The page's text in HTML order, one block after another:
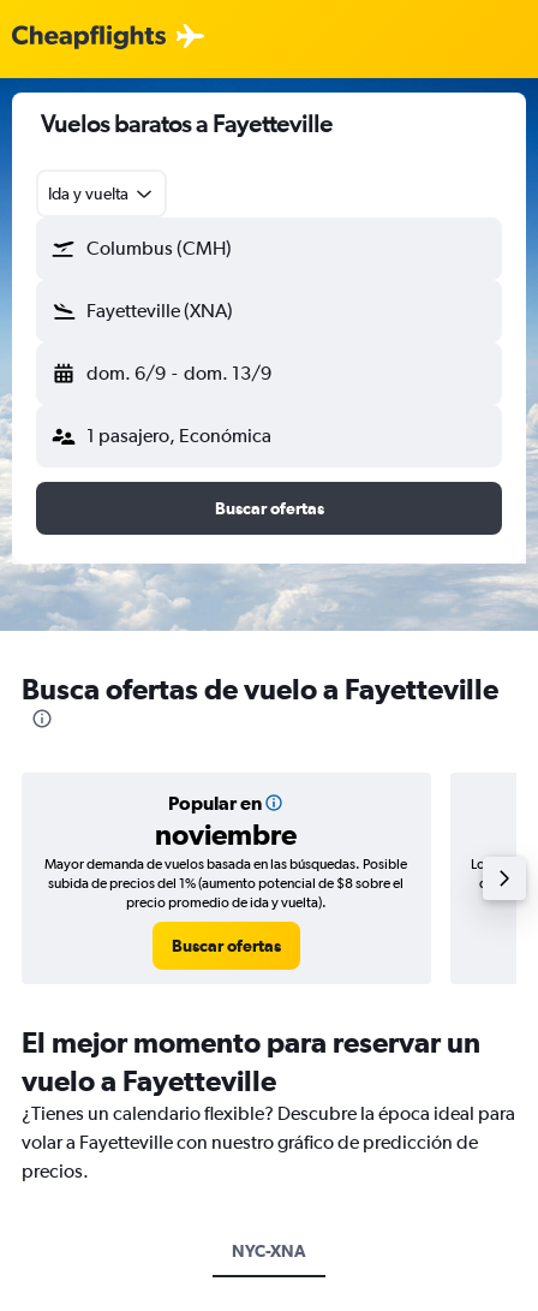
Vuelos baratos a Fayetteville
Ida y vuelta
Columbus (CMH)
Fayetteville (XNA)
dom. 6/9 - dom. 13/9
1 pasajero, Económica
Buscar ofertas
Busca ofertas de vuelo a Fayetteville
Popular en
noviembre
Mayor demanda de vuelos basada en las búsquedas. Posible
subida de precios del 1% (aumento potencial de $8 sobre el
precio promedio de ida y vuelta).
Buscar ofertas
Los
de
El mejor momento para reservar un
vuelo a Fayetteville
¿Tienes un calendario flexible? Descubre la época ideal para
volar a Fayetteville con nuestro gráfico de predicción de
precios.
NYC-XNA